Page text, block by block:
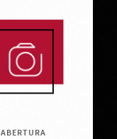
ABERTURA